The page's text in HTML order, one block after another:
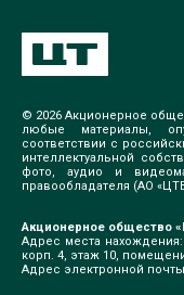
© 2026 Акционерное
любые материалы,
соответствии с
интеллектуальной
фото, аудио и
правообладателя (АО
Акционерное общество
Адрес места
корп. 4, этаж 10,
Адрес электронной